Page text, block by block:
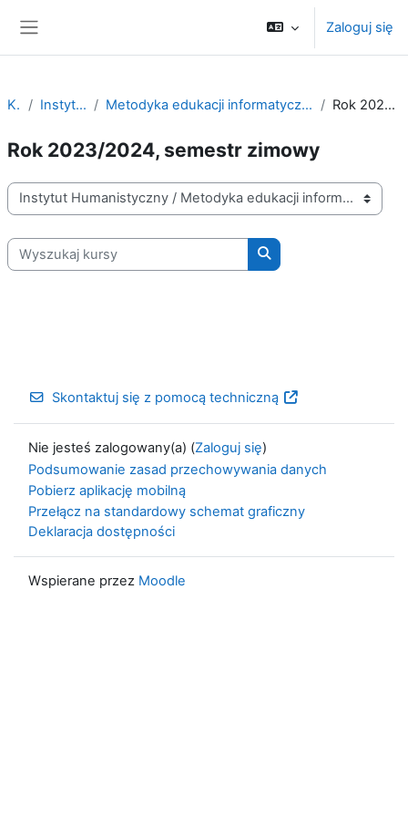
Zaloguj się
Kursy Instytut Humanistyczny Metodyka edukacji informatycznej i posługiwania się technologią informacyjno-komunikacyjną Rok 2023/2024, semestr zimowy
Rok 2023/2024, semestr zimowy
Kategorie kursów
Wyszukaj kursy
Wyszukaj kursy
Skontaktuj się z pomocą techniczną
Nie jesteś zalogowany(a) (Zaloguj się)
Podsumowanie zasad przechowywania danych
Pobierz aplikację mobilną
Przełącz na standardowy schemat graficzny
Deklaracja dostępności
Wspierane przez Moodle